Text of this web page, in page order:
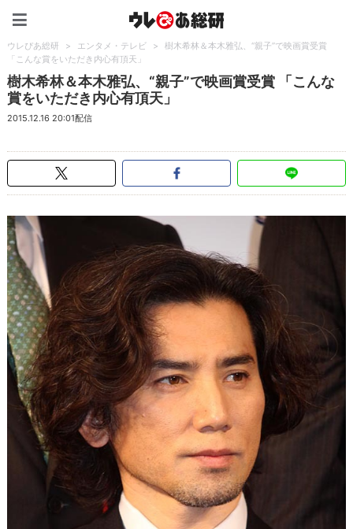
ウレぴあ総研 > エンタメ・テレビ >
樹木希林＆本木雅弘、“親子”で映画賞受賞
「こんな賞をいただき内心有頂天」
樹木希林＆本木雅弘、“親子”で映画賞受賞 「こんな
賞をいただき内心有頂天」
2015.12.16 20:01配信